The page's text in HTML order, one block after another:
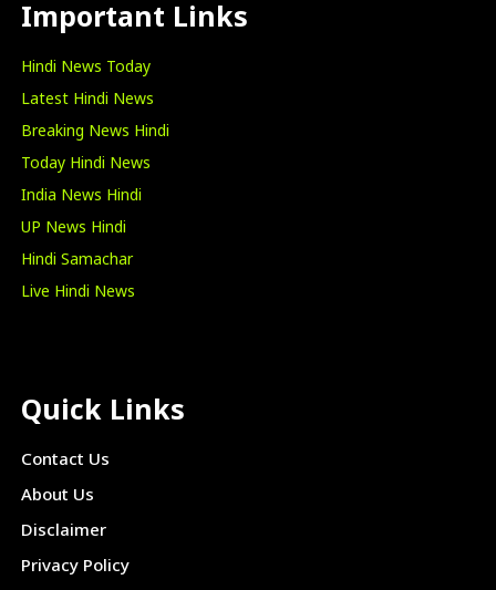
Important Links
Hindi News Today
Latest Hindi News
Breaking News Hindi
Today Hindi News
India News Hindi
UP News Hindi
Hindi Samachar
Live Hindi News
Quick Links
Contact Us
About Us
Disclaimer
Privacy Policy